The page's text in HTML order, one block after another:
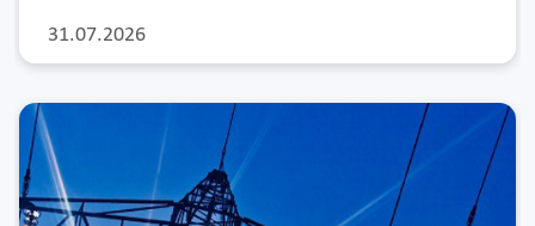
31.07.2026